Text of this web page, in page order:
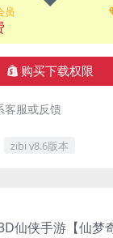
员
购买下载权限
客服或反馈
zibi v8.6版本
仙侠手游【仙梦